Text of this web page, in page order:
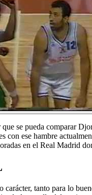
se pueda comparar
con ese hambre
en el Real Madrid
carácter, tanto para lo